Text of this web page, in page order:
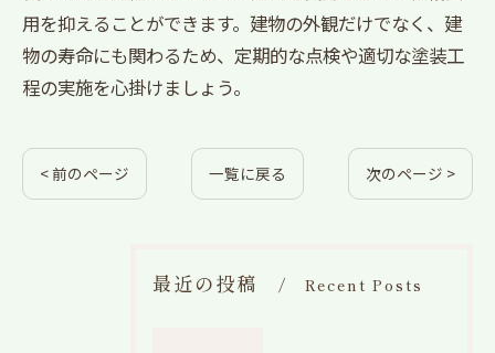
用を抑えることができます。建物の外観だけでなく、建
物の寿命にも関わるため、定期的な点検や適切な塗装工
程の実施を心掛けましょう。
< 前のページ 一覧に戻る 次のページ >
最近の投稿 Recent Posts